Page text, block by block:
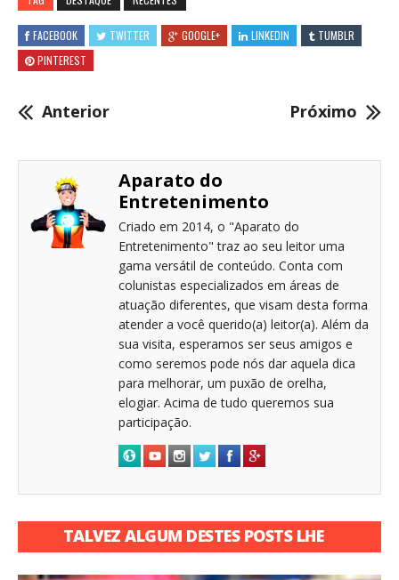
FACEBOOK TWITTER GOOGLE+ LINKEDIN
TUMBLR
PINTEREST
Anterior Próximo
Aparato do
Entretenimento
Criado em 2014, o "Aparato do
Entretenimento" traz ao seu leitor uma
gama versátil de conteúdo. Conta com
colunistas especializados em áreas de
atuação diferentes, que visam desta forma
atender a você querido(a) leitor(a). Além da
sua visita, esperamos ser seus amigos e
como seremos pode nós dar aquela dica
para melhorar, um puxão de orelha,
elogiar. Acima de tudo queremos sua
participação.
TALVEZ ALGUM DESTES POSTS LHE